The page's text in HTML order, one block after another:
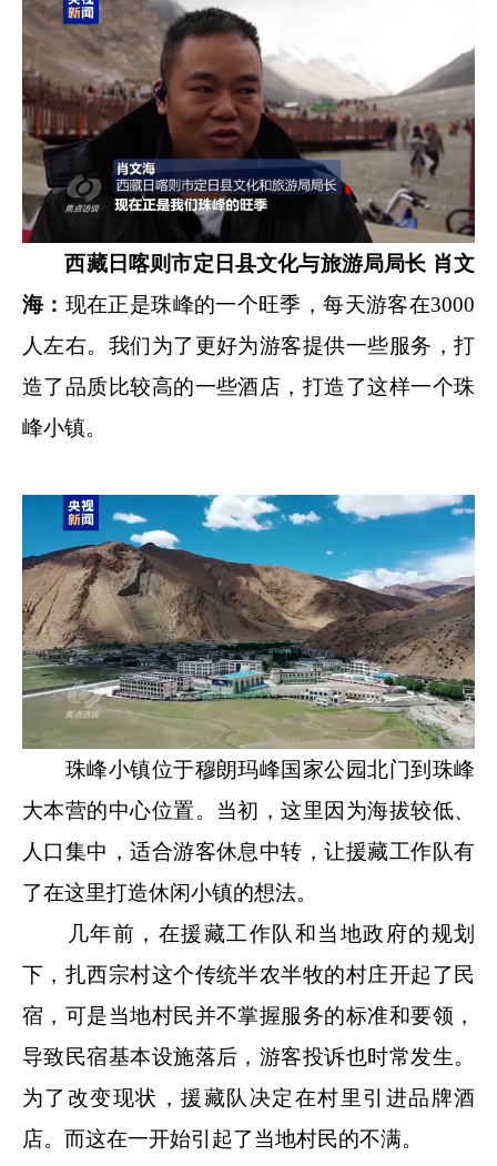
西藏日喀则市定日县文化与旅游局局长 肖文
海： 现在正是珠峰的一个旺季，每天游客在3000
人左右。我们为了更好为游客提供一些服务，打
造了品质比较高的一些酒店，打造了这样一个珠
峰小镇。
珠峰小镇位于穆朗玛峰国家公园北门到珠峰
大本营的中心位置。当初，这里因为海拔较低、
人口集中，适合游客休息中转，让援藏工作队有
了在这里打造休闲小镇的想法。
几年前，在援藏工作队和当地政府的规划
下，扎西宗村这个传统半农半牧的村庄开起了民
宿，可是当地村民并不掌握服务的标准和要领，
导致民宿基本设施落后，游客投诉也时常发生。
为了改变现状，援藏队决定在村里引进品牌酒
店。而这在一开始引起了当地村民的不满。